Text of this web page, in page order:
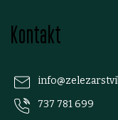
Kontakt
info@
737 781 699